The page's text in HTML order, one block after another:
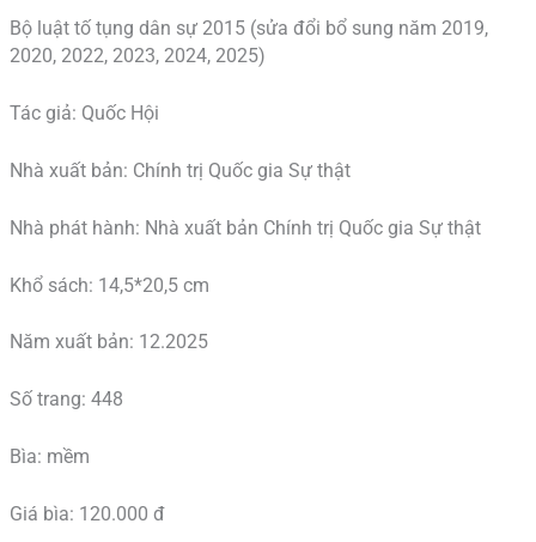
Bộ luật tố tụng dân sự 2015 (sửa đổi bổ sung năm 2019,
2020, 2022, 2023, 2024, 2025)
Tác giả: Quốc Hội
Nhà xuất bản: Chính trị Quốc gia Sự thật
Nhà phát hành: Nhà xuất bản Chính trị Quốc gia Sự thật
Khổ sách: 14,5*20,5 cm
Năm xuất bản: 12.2025
Số trang: 448
Bìa: mềm
Giá bìa: 120.000 đ